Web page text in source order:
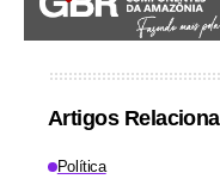
Artigos
Política